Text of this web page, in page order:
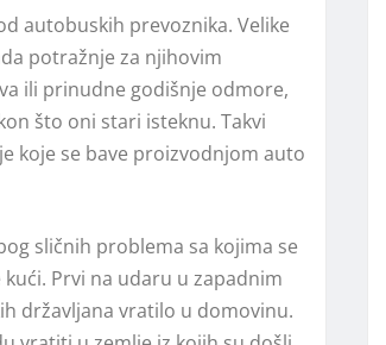
autobuskih prevoznika. Velike
potražnje za njihovim
ili prinudne godišnje odmore,
što oni stari isteknu. Takvi
koje se bave proizvodnjom auto
sličnih problema sa kojima se
Prvi na udaru u zapadnim
državljana vratilo u domovinu.